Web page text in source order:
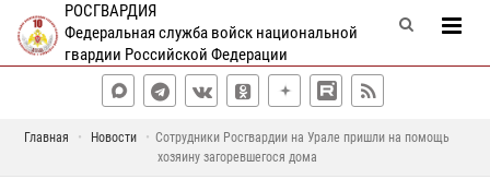
РОСГВАРДИЯ
Федеральная служба войск национальной
гвардии Российской Федерации
Главная Новости
Сотрудники Росгвардии на Урале пришли на помощь
хозяину загоревшегося дома